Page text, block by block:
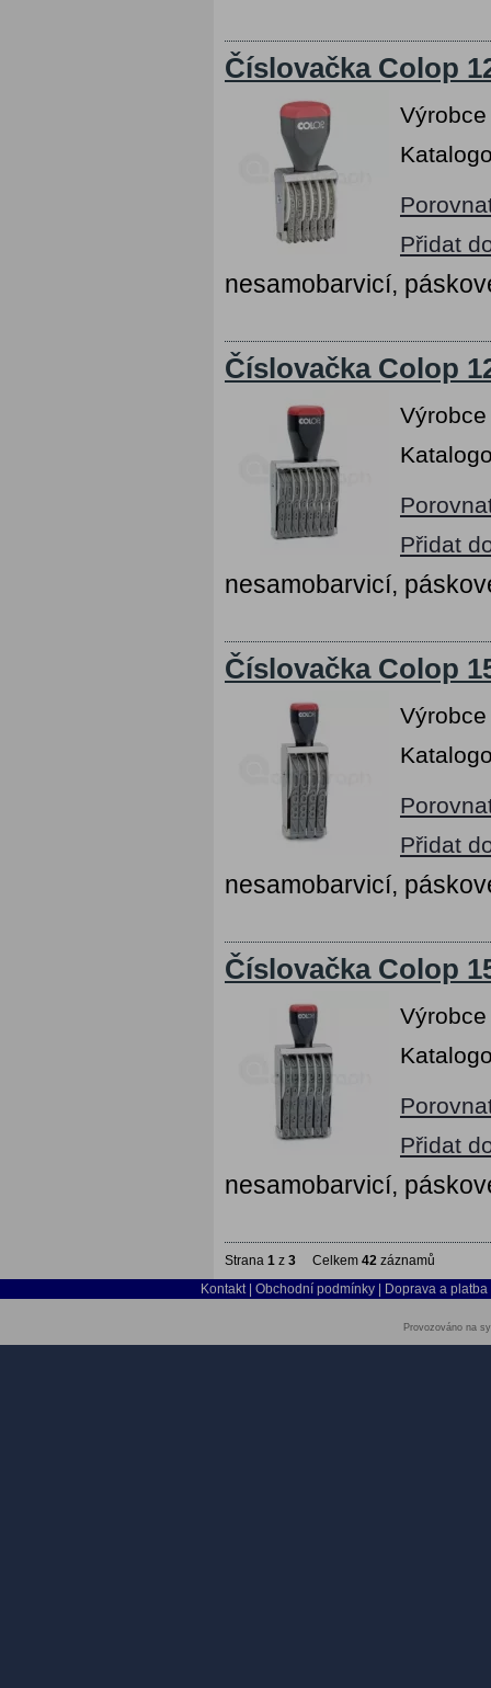
Číslovačka Colop
Přidat
nesamobarvicí,
Číslovačka Colop
Přidat
nesamobarvicí,
Číslovačka Colop
Přidat
nesamobarvicí,
Číslovačka Colop
Přidat
nesamobarvicí,
Strana 1 z 3 Celkem 42 záznamů
Kontakt
Obchodní podmínky Doprava a platba
Provozováno na